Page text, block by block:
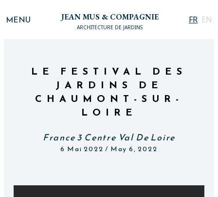
MENU JEAN MUS & COMPAGNIE
ARCHITECTURE DE JARDINS
FR EN
LE FESTIVAL DES
JARDINS DE
CHAUMONT-SUR-
LOIRE
France 3 Centre Val De Loire
6 Mai 2022 / May 6, 2022